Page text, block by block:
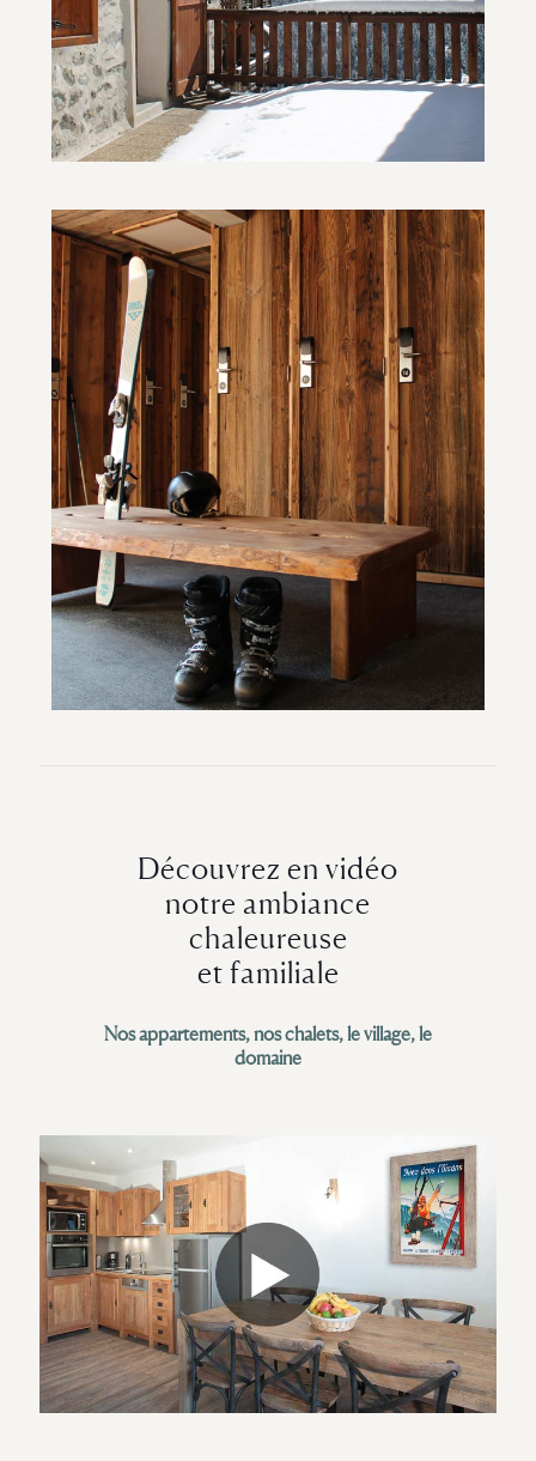
Découvrez en vidéo
notre ambiance
chaleureuse
et familiale
Nos appartements, nos chalets, le village, le
domaine